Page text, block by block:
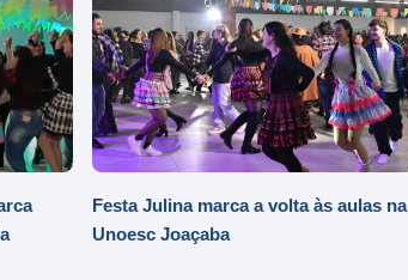
Festa Julina marca a volta às aulas na
Unoesc Joaçaba